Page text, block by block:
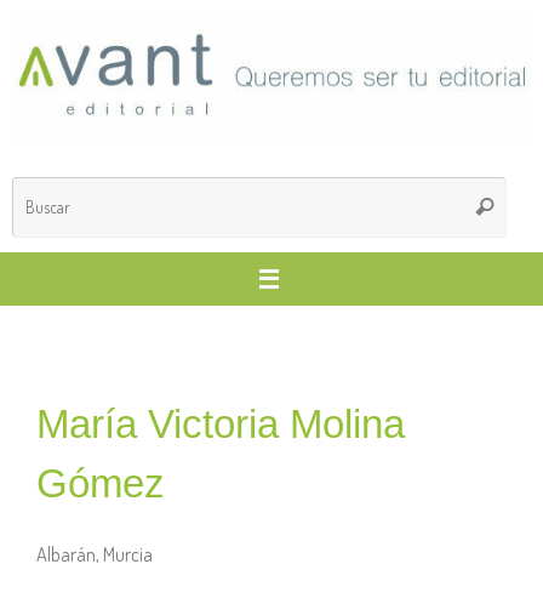
María Victoria Molina
Gómez
Albarán, Murcia